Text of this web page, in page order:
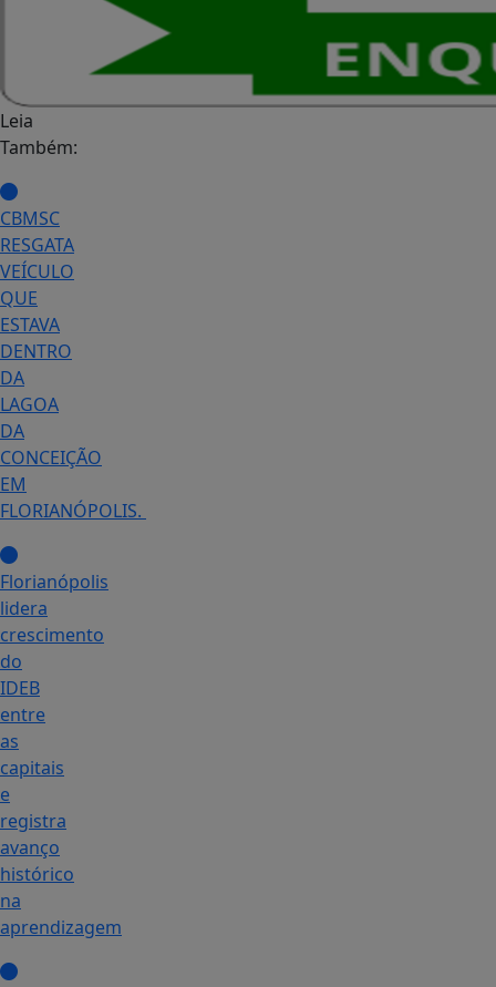
Leia
Também:
CBMSC
RESGATA
VEÍCULO
QUE
ESTAVA
DENTRO
DA
LAGOA
DA
CONCEIÇÃO
EM
FLORIANÓPOLIS.
Florianópolis
lidera
crescimento
do
IDEB
entre
as
capitais
e
registra
avanço
histórico
na
aprendizagem